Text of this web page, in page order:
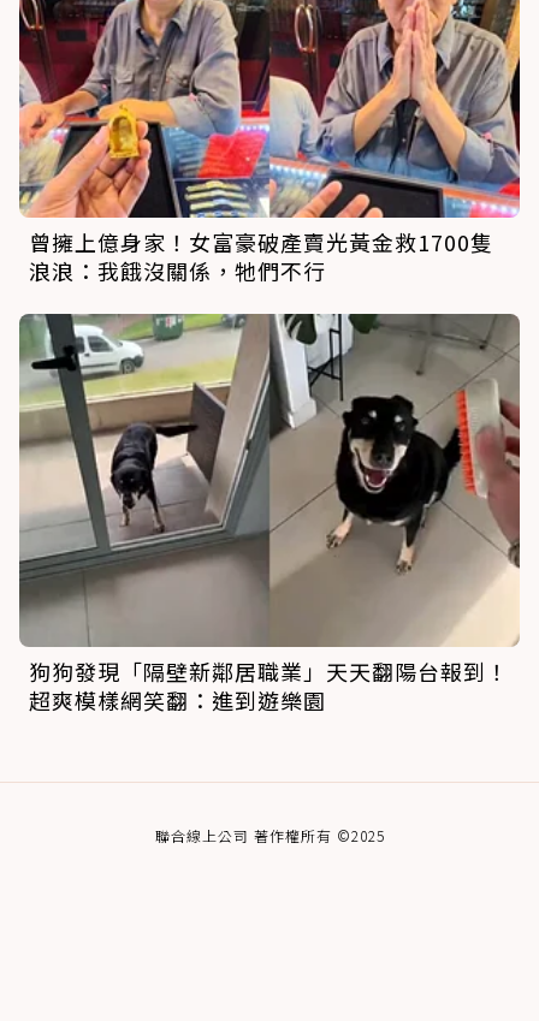
曾擁上億身家！女富豪破產賣光黃金救1700隻
浪浪：我餓沒關係，牠們不行
狗狗發現「隔壁新鄰居職業」天天翻陽台報到！
超爽模樣網笑翻：進到遊樂園
聯合線上公司 著作權所有 ©2025